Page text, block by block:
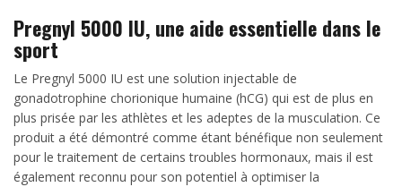
Pregnyl 5000 IU, une aide essentielle dans le
sport
Le Pregnyl 5000 IU est une solution injectable de
gonadotrophine chorionique humaine (hCG) qui est de plus en
plus prisée par les athlètes et les adeptes de la musculation. Ce
produit a été démontré comme étant bénéfique non seulement
pour le traitement de certains troubles hormonaux, mais il est
également reconnu pour son potentiel à optimiser la